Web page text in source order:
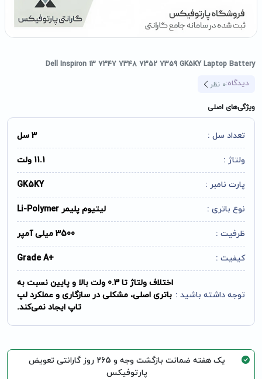
Dell Inspiron 13 7347 7348 7352 7359 GK5KY Laptop Battery
دیدگاه:0 نظر
ویژگی‌های اصلی
تعداد سل : 3 سل
ولتاژ : 11.1 ولت
پارت نامبر : GK5KY
نوع باتری : لیتیوم پلیمر Li-Polymer
ظرفیت : 3500 میلی آمپر
کیفیت : +Grade A
توجه داشته باشید :
اختلاف ولتاژ تا 0.3 ولت بالا و پایین نسبت به
باتری اصلی، مشکلی در سازگاری و عملکرد لپ
تاپ ایجاد نمی‌کند.
یک هفته ضمانت بازگشت وجه و 265 روز گارانتی تعویض
پارتوفیکس